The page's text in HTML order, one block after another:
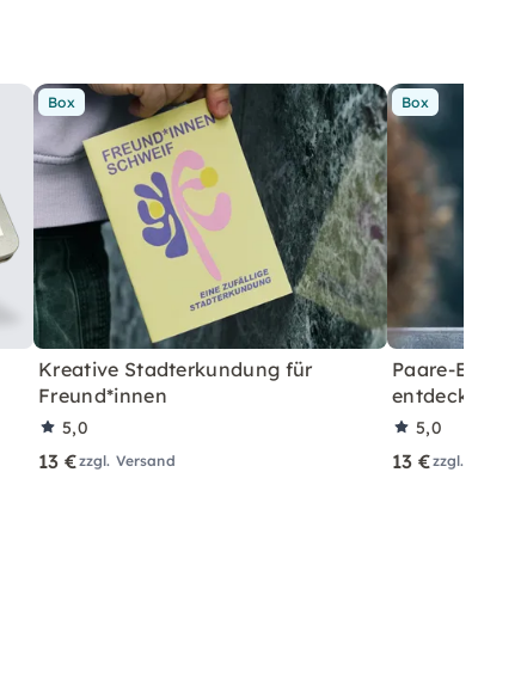
Box
Kreative Stadterkundung für
Freund*innen
5,0
13 €zzgl. Versand
Box
Paare-
entdecken
5,0
13 €zzgl.